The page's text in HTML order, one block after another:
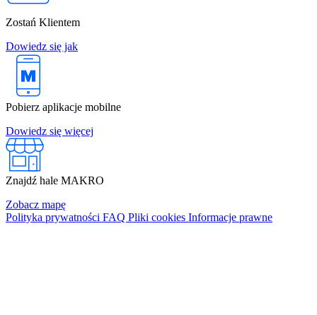
Zostań Klientem
Dowiedz się jak
Pobierz aplikacje mobilne
Dowiedz się więcej
Znajdź hale MAKRO
Zobacz mapę
Polityka prywatności FAQ Pliki cookies Informacje prawne